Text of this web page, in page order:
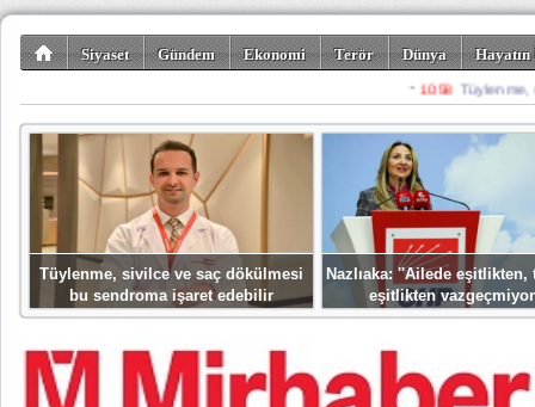
Siyaset Gündem Ekonomi Terör Dünya
Spor Misafir
Tüylenme, sivilce ve saç dökülmesi
bu sendroma işaret edebilir
Nazlıaka: ''Ailede eşitlikten,
eşitlikten